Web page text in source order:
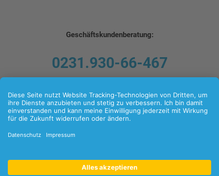
Geschäftskundenberatung:
0231.930-66-467
Folgen Sie uns:
LinkedInXing